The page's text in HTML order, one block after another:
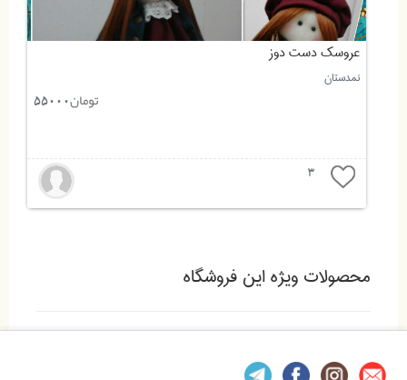
عروسک دست دوز
نمدستان
تومان55000
3
محصولات ویژه این فروشگاه